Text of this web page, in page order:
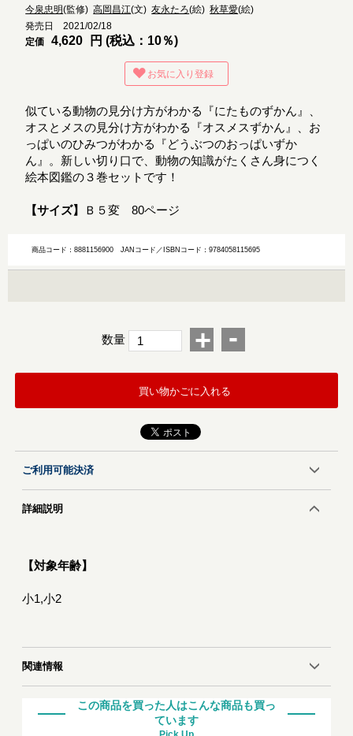
今泉忠明(監修)高岡昌江(文)友永たろ(絵)秋草愛(絵)
発売日 2021/02/18
定価
4,620 円 (税込：10％)
お気に入り登録
似ている動物の見分け方がわかる『にたものずかん』、
オスとメスの見分け方がわかる『オスメスずかん』、お
っぱいのひみつがわかる『どうぶつのおっぱいずか
ん』。新しい切り口で、動物の知識がたくさん身につく
絵本図鑑の３巻セットです！
【サイズ】 Ｂ５変 80ページ
商品コード：8881156900JANコード／ISBNコード：9784058115695
数量 + -
買い物かごに入れる
ご利用可能決済
詳細説明
【対象年齢】
小1,小2
関連情報
この商品を買った人はこんな商品も買っ
ています